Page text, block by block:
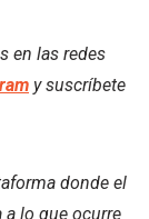
en las redes
y suscríbete
donde el
a lo que ocurre